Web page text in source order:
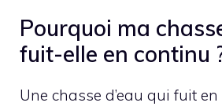
Pourquoi ma
fuit-elle en continu
Une chasse d’eau qui fuit